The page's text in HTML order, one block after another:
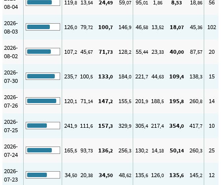
08-04
119,8 13,54 24,49 59,07 95,01 1,86 8,53 18,86 56
2026-
08-03
126,0 79,72 100,7 146,9 46,58 13,52 18,07 45,36 102
2026-
08-02
107,2 45,67 71,73 128,2 55,44 23,33 40,00 87,57 20
2026-
07-30
235,7 100,5 133,0 184,0 221,7 44,63 109,4 138,3 15
2026-
07-26
120,1 71,14 147,2 155,5 201,9 188,5 195,8 260,8 14
2026-
07-25
241,9 111,6 157,3 329,9 305,4 217,4 354,0 417,7 10
2026-
07-24
165,5 93,73 136,2 256,3 130,2 14,18 50,14 260,3 25
2026-
07-23
34,50 20,38 34,50 48,62 135,6 126,0 135,6 145,2 12